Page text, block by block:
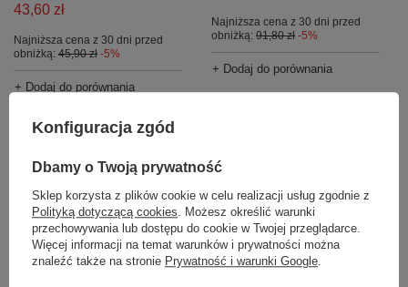
43,60 zł
Najniższa cena z 30 dni przed
obniżką: 45,90 zł -5%
+ Dodaj do porównania
Najniższa cena z 30 dni przed
obniżką: 91,80 zł -5%
+ Dodaj do porównania
PROMOCJA NASZ BESTSELLER
Konfiguracja zgód
Dbamy o Twoją prywatność
Sklep korzysta z plików cookie w celu realizacji usług zgodnie z
Polityką dotyczącą cookies. Możesz określić warunki
przechowywania lub dostępu do cookie w Twojej przeglądarce.
Więcej informacji na temat warunków i prywatności można
znaleźć także na stronie Prywatność i warunki Google.